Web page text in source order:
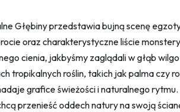
Głębiny przedstawia bujną scenę
oraz charakterystyczne liście
cienia, jakbyśmy zaglądali w głąb
tropikalnych roślin, takich jak palma czy
grafice świeżości i naturalnego
przenieść oddech natury na swoją